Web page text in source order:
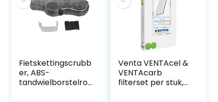
Fietskettingscrubb
er, ABS-
tandwielborstelrot
Venta VENTAcel &
VENTAcarb
filterset per stuk,